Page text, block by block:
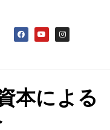
本による